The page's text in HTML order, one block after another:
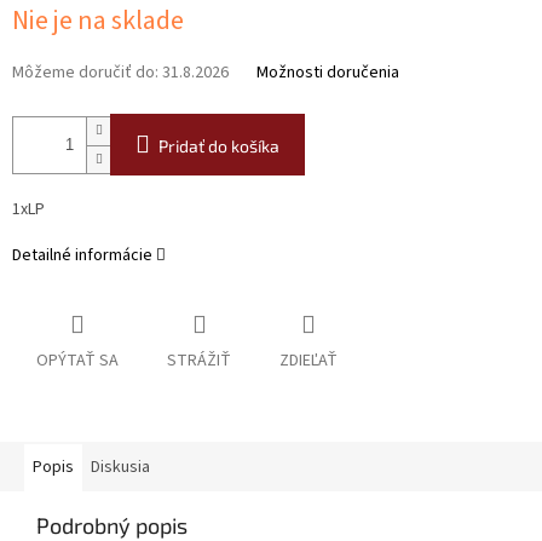
cena:
Nie je na sklade
Môžeme doručiť do: 31.8.2026 Možnosti doručenia
Pridať do košíka
1xLP
Detailné informácie
OPÝTAŤ SA STRÁŽIŤ ZDIEĽAŤ
Popis Diskusia
Podrobný popis